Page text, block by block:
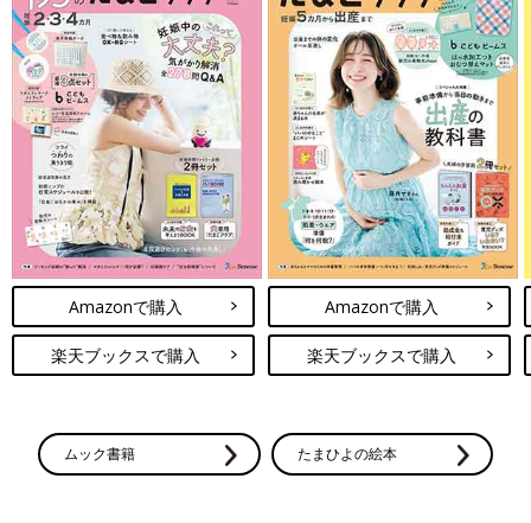
Amazonで購入
楽天ブックスで購入
Amazonで購入
楽天ブックスで購入
ムック書籍 たまひよの絵本